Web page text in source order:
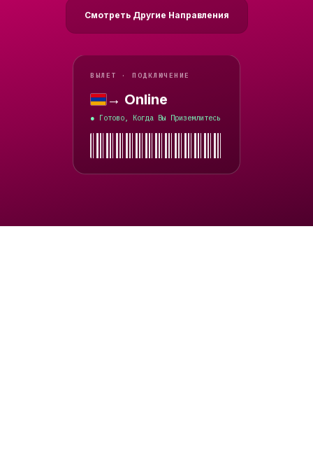
Смотреть Другие Направления
ВЫЛЕТ · ПОДКЛЮЧЕНИЕ
Армения
→ Online
● Готово, Когда Вы Приземлитесь